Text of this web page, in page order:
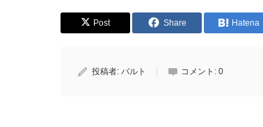
Post Share Hatena
投稿者: バルト コメント: 0